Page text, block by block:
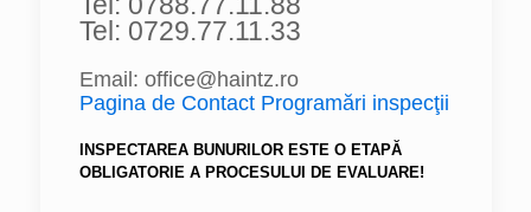
Tel: 0729.77.11.33
Email: office@haintz.ro
Pagina de Contact Programări inspecţii
INSPECTAREA BUNURILOR ESTE O ETAPĂ
OBLIGATORIE A PROCESULUI DE EVALUARE!